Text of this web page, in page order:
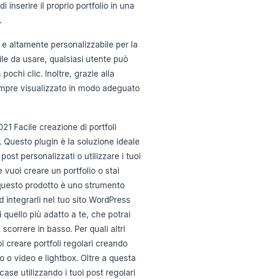
inserire il proprio portfolio in una
altamente personalizzabile per la
da usare, qualsiasi utente può
clic. Inoltre, grazie alla
visualizzato in modo adeguato
Facile creazione di portfoli
plugin è la soluzione ideale
personalizzati o utilizzare i tuoi
vuoi creare un portfolio o stai
prodotto è uno strumento
integrarli nel tuo sito WordPress
quello più adatto a te, che potrai
in basso. Per quali altri
creare portfoli regolari creando
o video e lightbox. Oltre a questa
utilizzando i tuoi post regolari